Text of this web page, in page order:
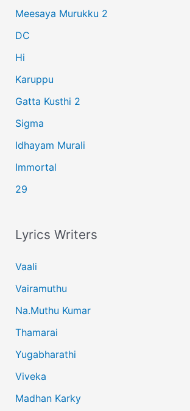
o
r
:
Meesaya Murukku 2
DC
Hi
Karuppu
Gatta Kusthi 2
Sigma
Idhayam Murali
Immortal
29
Lyrics Writers
Vaali
Vairamuthu
Na.Muthu Kumar
Thamarai
Yugabharathi
Viveka
Madhan Karky